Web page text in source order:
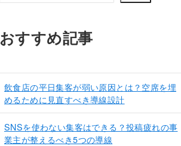
おすすめ記事
飲食店の平日集客が弱い原因とは？空席を埋
めるために見直すべき導線設計
SNSを使わない集客はできる？投稿疲れの事
業主が整えるべき5つの導線